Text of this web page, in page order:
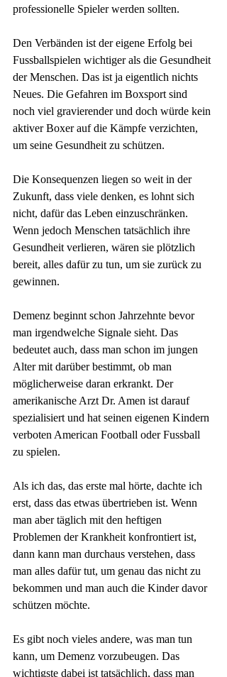
professionelle Spieler werden sollten.
Den Verbänden ist der eigene Erfolg bei
Fussballspielen wichtiger als die Gesundheit
der Menschen. Das ist ja eigentlich nichts
Neues. Die Gefahren im Boxsport sind
noch viel gravierender und doch würde kein
aktiver Boxer auf die Kämpfe verzichten,
um seine Gesundheit zu schützen.
Die Konsequenzen liegen so weit in der
Zukunft, dass viele denken, es lohnt sich
nicht, dafür das Leben einzuschränken.
Wenn jedoch Menschen tatsächlich ihre
Gesundheit verlieren, wären sie plötzlich
bereit, alles dafür zu tun, um sie zurück zu
gewinnen.
Demenz beginnt schon Jahrzehnte bevor
man irgendwelche Signale sieht. Das
bedeutet auch, dass man schon im jungen
Alter mit darüber bestimmt, ob man
möglicherweise daran erkrankt. Der
amerikanische Arzt Dr. Amen ist darauf
spezialisiert und hat seinen eigenen Kindern
verboten American Football oder Fussball
zu spielen.
Als ich das, das erste mal hörte, dachte ich
erst, dass das etwas übertrieben ist. Wenn
man aber täglich mit den heftigen
Problemen der Krankheit konfrontiert ist,
dann kann man durchaus verstehen, dass
man alles dafür tut, um genau das nicht zu
bekommen und man auch die Kinder davor
schützen möchte.
Es gibt noch vieles andere, was man tun
kann, um Demenz vorzubeugen. Das
wichtigste dabei ist tatsächlich, dass man